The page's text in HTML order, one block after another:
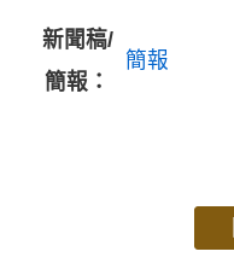
新聞稿/
簡報：
簡報